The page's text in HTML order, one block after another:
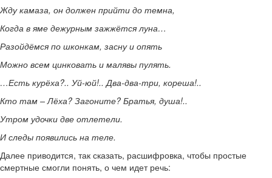
Жду камаза, он должен прийти до темна,
Когда в яме дежурным зажжётся луна…
Разойдёмся по шконкам, засну и опять
Можно всем цинковать и малявы пулять.
…Есть курёха?.. Уй-юй!.. Два-два-три, кореша!..
Кто там – Лёха? Загоните? Братья, душа!..
Утром удочки две отлетели.
И следы появились на теле.
Далее приводится, так сказать, расшифровка, чтобы простые
смертные смогли понять, о чем идет речь: